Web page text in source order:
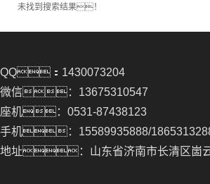
未找到搜索结果！
QQ：1430073204
微信：13675310547
座机：0531-87438123
手机：15589935888/
地址：山东省济南市长清区崮云